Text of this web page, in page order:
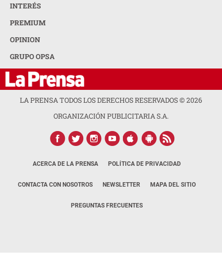
INTERÉS
PREMIUM
OPINION
GRUPO OPSA
LA PRENSA TODOS LOS DERECHOS RESERVADOS ©2026
ORGANIZACIÓN PUBLICITARIA S.A.
ACERCA DE LA PRENSA POLÍTICA DE PRIVACIDAD
CONTACTA CON NOSOTROS NEWSLETTER MAPA DEL SITIO
PREGUNTAS FRECUENTES